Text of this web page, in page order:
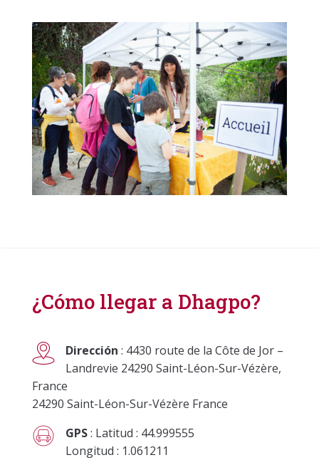
¿Cómo llegar a Dhagpo?
Dirección : 4430 route de la Côte de Jor –
Landrevie 24290 Saint-Léon-Sur-Vézère,
France
24290 Saint-Léon-Sur-Vézère France
GPS: Latitud : 44.999555
Longitud : 1.061211